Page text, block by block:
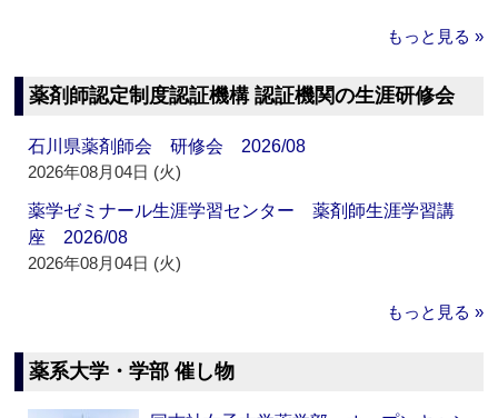
もっと見る »
薬剤師認定制度認証機構 認証機関の生涯研修会
石川県薬剤師会 研修会 2026/08
2026年08月04日 (火)
薬学ゼミナール生涯学習センター 薬剤師生涯学習講
座 2026/08
2026年08月04日 (火)
もっと見る »
薬系大学・学部 催し物